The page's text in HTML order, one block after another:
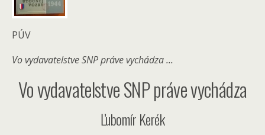
PÚV
Vo vydavatelstve SNP práve vychádza ...
Vo vydavatelstve SNP práve vychádza
Ľubomír Kerék